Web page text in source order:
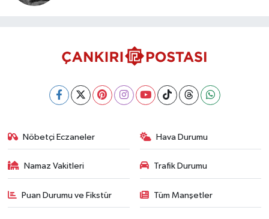
Nöbetçi Eczaneler Hava Durumu
Namaz Vakitleri Trafik Durumu
Puan Durumu ve Fikstür Tüm Manşetler